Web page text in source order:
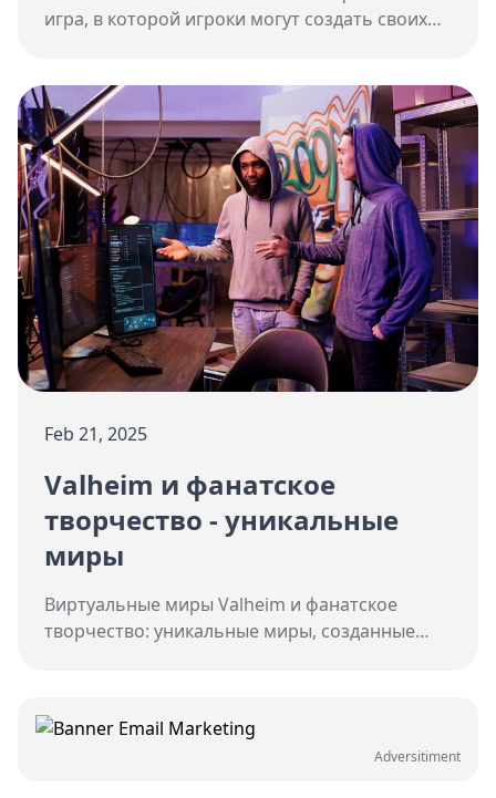
игра, в которой игроки могут создать своих
предлагает уникальный игровой процесс,
сражения, квесты и многое другое, что делает
ее одной из самых популярных игр в жанре
фэнтези.
Feb 21, 2025
Valheim и фанатское
творчество - уникальные
миры
Виртуальные миры Valheim и фанатское
творчество: уникальные миры, созданные
Adversitiment